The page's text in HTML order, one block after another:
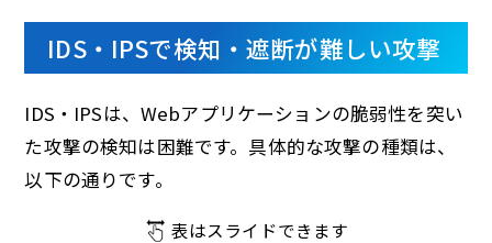
IDS・IPSで検知・遮断が難しい攻撃
IDS・IPSは、Webアプリケーションの脆弱性を突い
た攻撃の検知は困難です。具体的な攻撃の種類は、
以下の通りです。
表はスライドできます